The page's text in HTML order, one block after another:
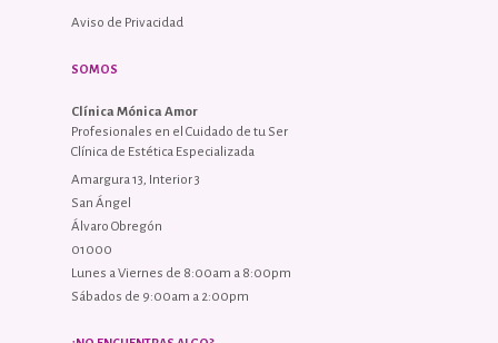
Aviso de Privacidad
SOMOS
Clínica Mónica Amor
Profesionales en el Cuidado de tu Ser
Clínica de Estética Especializada
Amargura 13, Interior 3
San Ángel
Álvaro Obregón
01000
Lunes a Viernes de 8:00am a 8:00pm
Sábados de 9:00am a 2:00pm